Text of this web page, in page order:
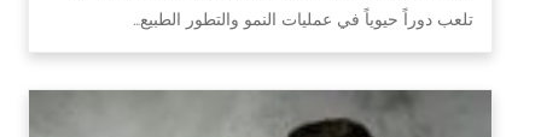
تلعب دوراً حيوياً في عمليات النمو والتطور الطبيع…